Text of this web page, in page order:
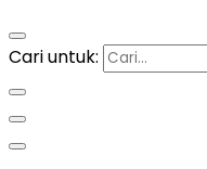
Cari untuk: